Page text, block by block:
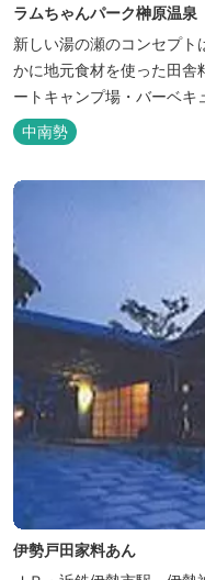
ラムちゃんパーク榊原温
新しい湯の瀬のコンセプ
かに地元食材を使った田舎
ートキャンプ場・バーベキ
「湯の瀬市場」を設け、新
観光旅行が困難な障がい者
福祉旅館として、全館バ
中南勢
伊勢戸田家料あん